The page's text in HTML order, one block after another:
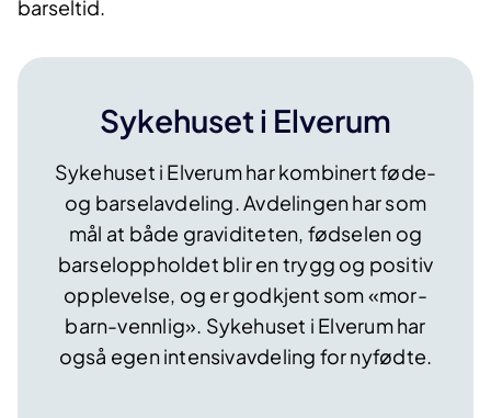
barseltid.
Sykehuset i Elverum
Sykehuset i Elverum har kombinert føde-
og barselavdeling. Avdelingen har som
mål at både graviditeten, fødselen og
barseloppholdet blir en trygg og positiv
opplevelse, og er godkjent som «mor-
barn-vennlig». Sykehuset i Elverum har
også egen intensivavdeling for nyfødte.